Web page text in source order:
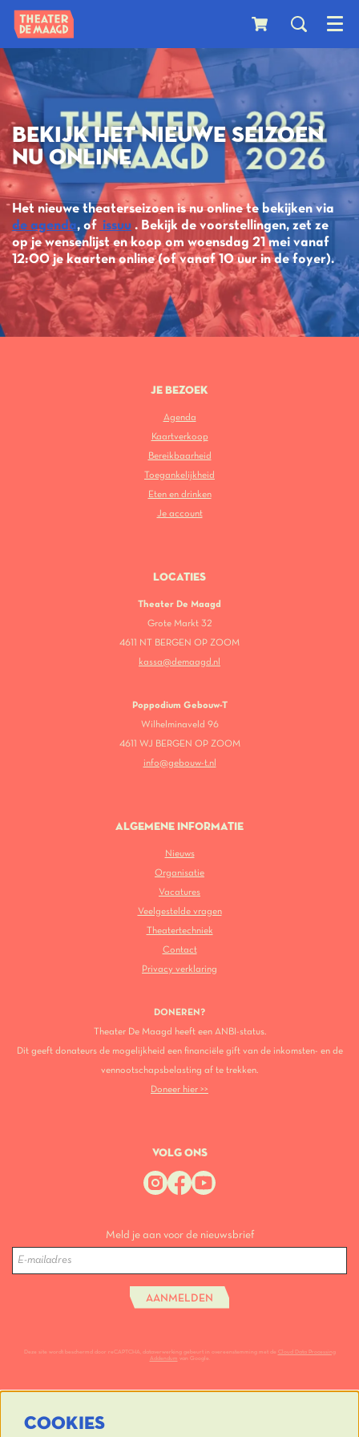
Menu
BEKIJK HET NIEUWE SEIZOEN
NU ONLINE
Het nieuwe theaterseizoen is nu online te bekijken via
de agenda, of issuu . Bekijk de voorstellingen, zet ze
op je wensenlijst en koop om woensdag 21 mei vanaf
12:00 je kaarten online (of vanaf 10 uur in de foyer).
JE BEZOEK
Agenda
Kaartverkoop
Bereikbaarheid
Toegankelijkheid
Eten en drinken
Je account
LOCATIES
Theater De Maagd
Grote Markt 32
4611 NT BERGEN OP ZOOM
kassa@demaagd.nl
Poppodium Gebouw-T
Wilhelminaveld 96
4611 WJ BERGEN OP ZOOM
info@gebouw-t.nl
ALGEMENE INFORMATIE
Nieuws
Organisatie
Vacatures
Veelgestelde vragen
Theatertechniek
Contact
Privacy verklaring
DONEREN?
Theater De Maagd heeft een ANBI-status.
Dit geeft donateurs de mogelijkheid een financiële gift van de inkomsten- en de
vennootschapsbelasting af te trekken.
Doneer hier >>
VOLG ONS
Meld je aan voor de nieuwsbrief
AANMELDEN
Deze site wordt beschermd door reCAPTCHA, dataverwerking gebeurt in overeenstemming met de Cloud Data Processing
Addendum van Google.
COOKIES